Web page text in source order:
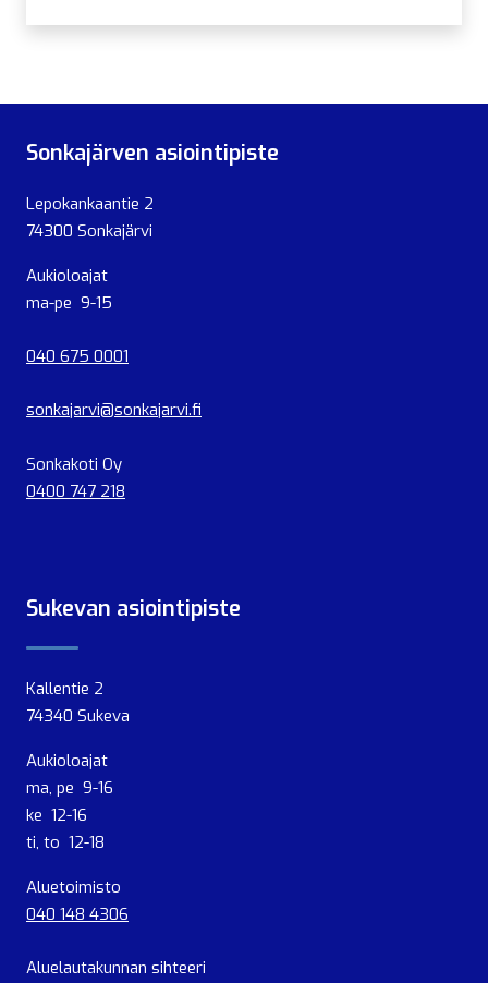
Sonkajärven asiointipiste
Lepokankaantie 2
74300 Sonkajärvi
Aukioloajat
ma-pe 9-15
040 675 0001
sonkajarvi@sonkajarvi.fi
Sonkakoti Oy
0400 747 218
Sukevan asiointipiste
Kallentie 2
74340 Sukeva
Aukioloajat
ma, pe 9-16
ke 12-16
ti, to 12-18
Aluetoimisto
040 148 4306
Aluelautakunnan sihteeri